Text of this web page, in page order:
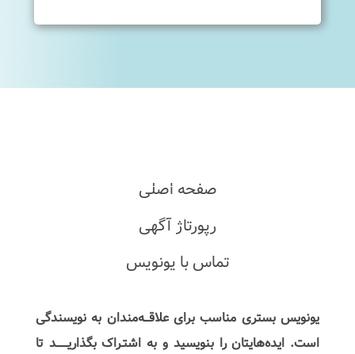
یونویس بستری مناسب برای علاقـــه‌مندان به نویسندگی
است. ایده‌هایتان را بنویسید و به اشتـراک بگذاریـــــــد تا
صفحه اصلی
رپورتاژ آگهی
تماس با یونویس